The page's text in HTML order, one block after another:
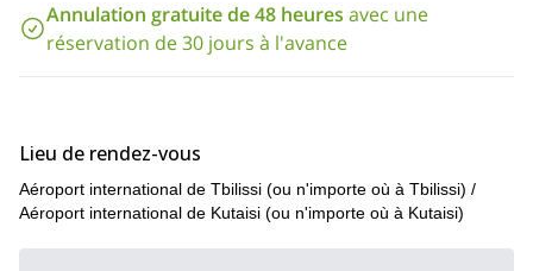
Annulation gratuite de 48 heures avec une
réservation de 30 jours à l'avance
Lieu de rendez-vous
Aéroport international de Tbilissi (ou n'importe où à Tbilissi) /
Aéroport international de Kutaisi (ou n'importe où à Kutaisi)